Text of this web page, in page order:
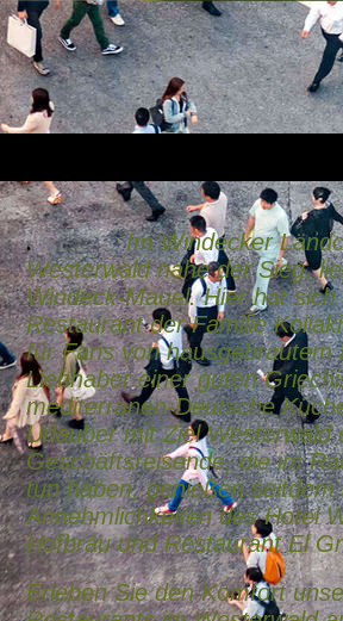
.Im Windecker
Westerwald nahe der Sieg,
Windeck-Mauel. Hier hat
Restaurant der Familie
für Fans von hausgebrautem
Liebhaber einer guten
mediterranen-Deutsche
Urlauber mit Ziel Westerwald
Geschäftsreisende, die im
tun haben, genießen seitdem
Annehmlichkeiten des Hotel
Hofbräu und Restaurant El
Erleben Sie den Komfort